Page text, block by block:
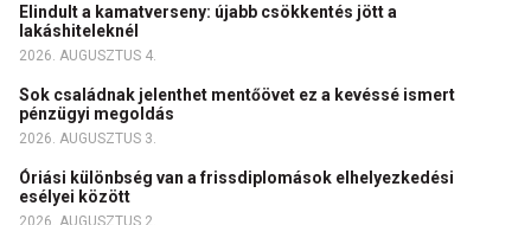
Elindult a kamatverseny: újabb csökkentés jött a
lakáshiteleknél
2026. AUGUSZTUS 4.
Sok családnak jelenthet mentőövet ez a kevéssé ismert
pénzügyi megoldás
2026. AUGUSZTUS 3.
Óriási különbség van a frissdiplomások elhelyezkedési
esélyei között
2026. AUGUSZTUS 2.